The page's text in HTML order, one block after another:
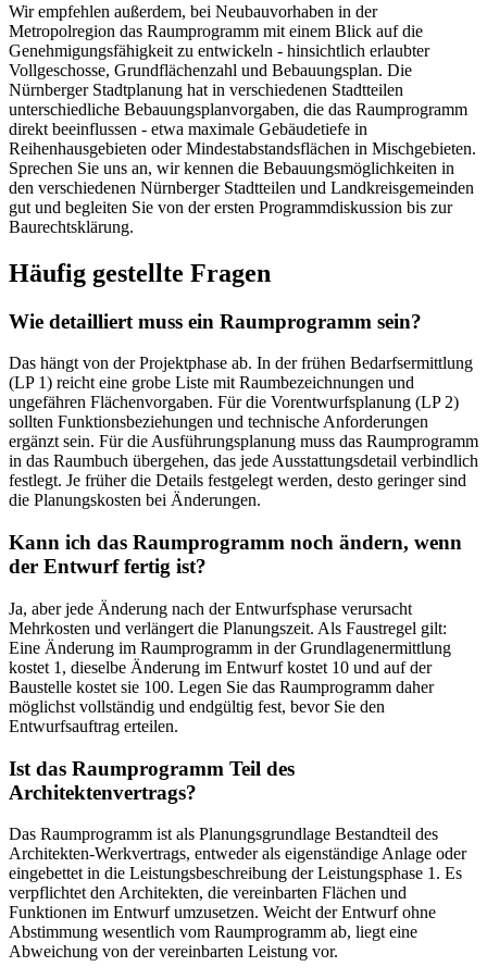
Wir empfehlen außerdem, bei Neubauvorhaben in der
Metropolregion das Raumprogramm mit einem Blick auf die
Genehmigungsfähigkeit zu entwickeln - hinsichtlich erlaubter
Vollgeschosse, Grundflächenzahl und Bebauungsplan. Die
Nürnberger Stadtplanung hat in verschiedenen Stadtteilen
unterschiedliche Bebauungsplanvorgaben, die das Raumprogramm
direkt beeinflussen - etwa maximale Gebäudetiefe in
Reihenhausgebieten oder Mindestabstandsflächen in Mischgebieten.
Sprechen Sie uns an, wir kennen die Bebauungsmöglichkeiten in
den verschiedenen Nürnberger Stadtteilen und Landkreisgemeinden
gut und begleiten Sie von der ersten Programmdiskussion bis zur
Baurechtsklärung.
Häufig gestellte Fragen
Wie detailliert muss ein Raumprogramm sein?
Das hängt von der Projektphase ab. In der frühen Bedarfsermittlung
(LP 1) reicht eine grobe Liste mit Raumbezeichnungen und
ungefähren Flächenvorgaben. Für die Vorentwurfsplanung (LP 2)
sollten Funktionsbeziehungen und technische Anforderungen
ergänzt sein. Für die Ausführungsplanung muss das Raumprogramm
in das Raumbuch übergehen, das jede Ausstattungsdetail verbindlich
festlegt. Je früher die Details festgelegt werden, desto geringer sind
die Planungskosten bei Änderungen.
Kann ich das Raumprogramm noch ändern, wenn
der Entwurf fertig ist?
Ja, aber jede Änderung nach der Entwurfsphase verursacht
Mehrkosten und verlängert die Planungszeit. Als Faustregel gilt:
Eine Änderung im Raumprogramm in der Grundlagenermittlung
kostet 1, dieselbe Änderung im Entwurf kostet 10 und auf der
Baustelle kostet sie 100. Legen Sie das Raumprogramm daher
möglichst vollständig und endgültig fest, bevor Sie den
Entwurfsauftrag erteilen.
Ist das Raumprogramm Teil des
Architektenvertrags?
Das Raumprogramm ist als Planungsgrundlage Bestandteil des
Architekten-Werkvertrags, entweder als eigenständige Anlage oder
eingebettet in die Leistungsbeschreibung der Leistungsphase 1. Es
verpflichtet den Architekten, die vereinbarten Flächen und
Funktionen im Entwurf umzusetzen. Weicht der Entwurf ohne
Abstimmung wesentlich vom Raumprogramm ab, liegt eine
Abweichung von der vereinbarten Leistung vor.